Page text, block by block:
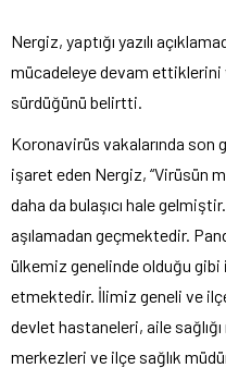
Nergiz, yaptığı yazılı
mücadeleye devam ettiklerini
sürdüğünü belirtti.
Koronavirüs vakalarında son
işaret eden Nergiz, “Virüsün
daha da bulaşıcı hale
aşılamadan geçmektedir.
ülkemiz genelinde olduğu gibi
etmektedir. İlimiz geneli ve
devlet hastaneleri, aile
merkezleri ve ilçe sağlık